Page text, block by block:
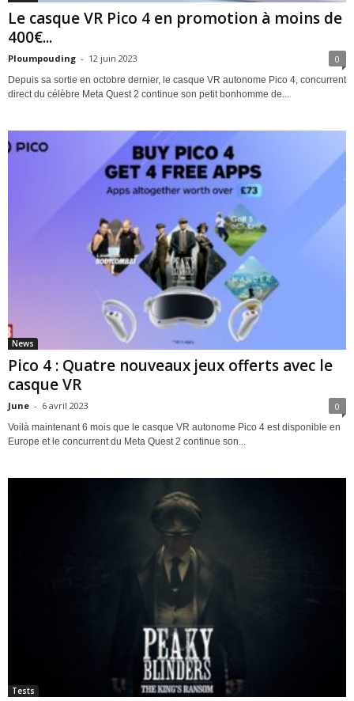
Le casque VR Pico 4 en promotion à moins de
400€...
Ploumpouding - 12 juin 2023 0
Depuis sa sortie en octobre dernier, le casque VR autonome Pico 4, concurrent
direct du célèbre Meta Quest 2 continue son petit bonhomme de...
News
Pico 4 : Quatre nouveaux jeux offerts avec le
casque VR
June - 6 avril 2023 0
Voilà maintenant 6 mois que le casque VR autonome Pico 4 est disponible en
Europe et le concurrent du Meta Quest 2 continue son...
Tests